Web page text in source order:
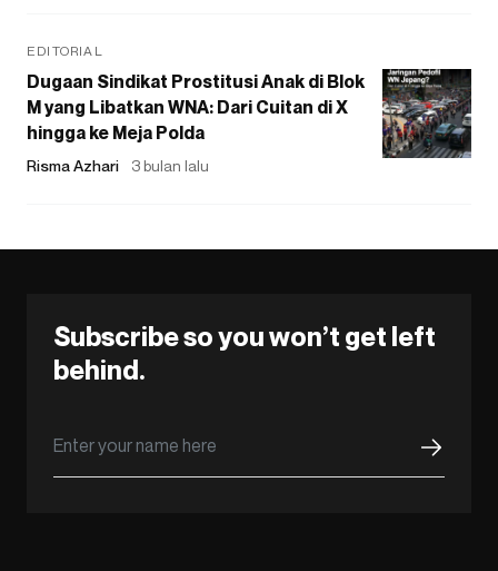
EDITORIAL
Dugaan Sindikat Prostitusi Anak di Blok
M yang Libatkan WNA: Dari Cuitan di X
hingga ke Meja Polda
Risma Azhari 3 bulan lalu
Subscribe so you won’t get left
behind.